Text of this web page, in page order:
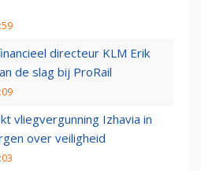
directeur KLM Erik
de slag bij ProRail
vliegvergunning Izhavia in
over veiligheid